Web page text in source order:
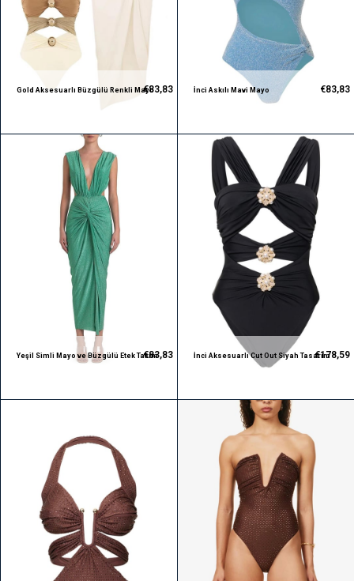
Gold Aksesuarlı Büzgülü Renkli Mayo€83,83 İnci Askılı Mavi Mayo €83,83
Yeşil Simli Mayo ve Büzgülü Etek Takım€83,83
İnci Aksesuarlı Cut Out Siyah Tasarım€178,59